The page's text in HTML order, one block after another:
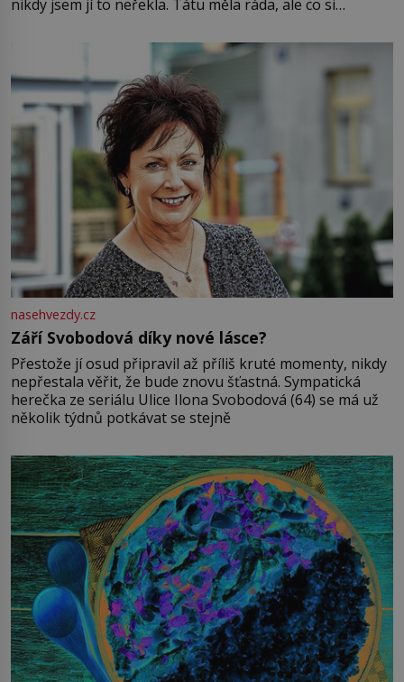
nikdy jsem jí to neřekla. Tátu měla ráda, ale co si
Jsme spolu moc rádi Tehdy byla jiná doba, když
nasehvezdy.cz
Září Svobodová díky nové lásce?
Přestože jí osud připravil až příliš kruté momenty, nikdy
nepřestala věřit, že bude znovu šťastná. Sympatická
herečka ze seriálu Ulice Ilona Svobodová (64) se má už
několik týdnů potkávat se stejně